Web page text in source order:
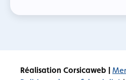
Réalisation Corsicaweb |